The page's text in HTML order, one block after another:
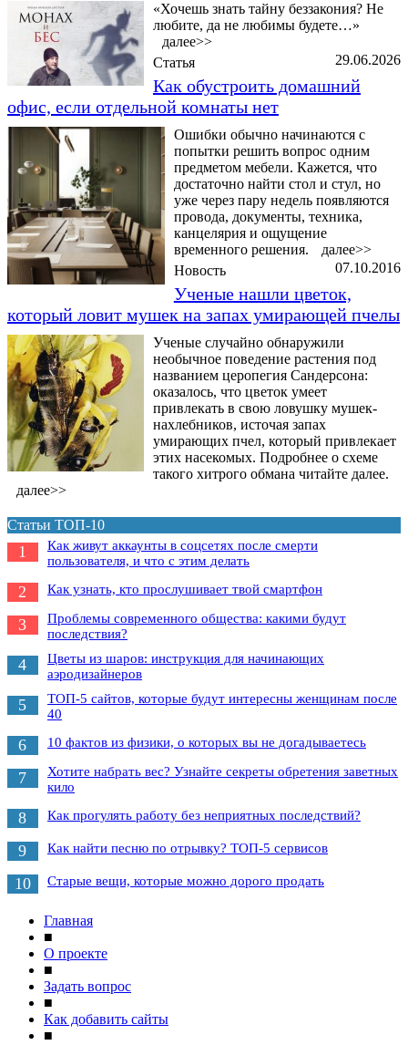
«Хочешь знать тайну беззакония? Не
любите, да не любимы будете…»
далее>>
29.06.2026
Статья
Как обустроить домашний
офис, если отдельной комнаты нет
Ошибки обычно начинаются с
попытки решить вопрос одним
предметом мебели. Кажется, что
достаточно найти стол и стул, но
уже через пару недель появляются
провода, документы, техника,
канцелярия и ощущение
временного решения.
далее>>
07.10.2016
Новость
Ученые нашли цветок,
который ловит мушек на запах умирающей пчелы
Ученые случайно обнаружили
необычное поведение растения под
названием церопегия Сандерсона:
оказалось, что цветок умеет
привлекать в свою ловушку мушек-
нахлебников, источая запах
умирающих пчел, который привлекает
этих насекомых. Подробнее о схеме
такого хитрого обмана читайте далее.
далее>>
Статьи ТОП-10
1
Как живут аккаунты в соцсетях после смерти
пользователя, и что с этим делать
2 Как узнать, кто прослушивает твой смартфон
3
Проблемы современного общества: какими будут
последствия?
4
Цветы из шаров: инструкция для начинающих
аэродизайнеров
5
ТОП-5 сайтов, которые будут интересны женщинам после
40
6 10 фактов из физики, о которых вы не догадываетесь
7
Хотите набрать вес? Узнайте секреты обретения заветных
кило
8 Как прогулять работу без неприятных последствий?
9 Как найти песню по отрывку? ТОП-5 сервисов
10 Старые вещи, которые можно дорого продать
Главная
■
О проекте
■
Задать вопрос
■
Как добавить сайты
■